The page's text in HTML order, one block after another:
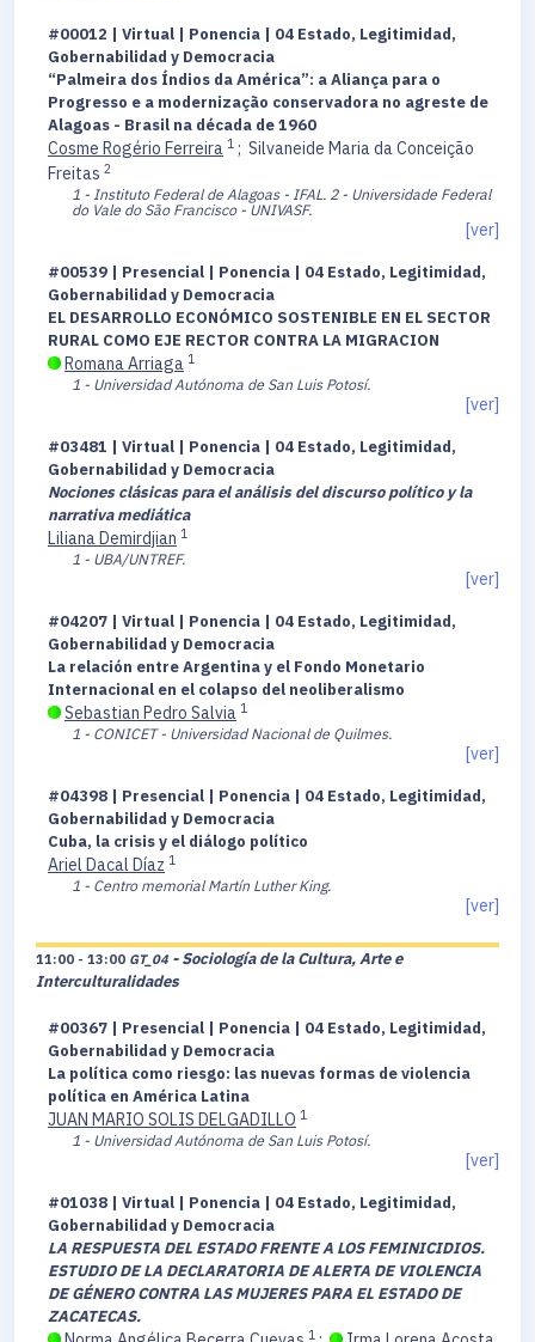
#00012 | Virtual | Ponencia | 04 Estado, Legitimidad,
Gobernabilidad y Democracia
“Palmeira dos Índios da América”: a Aliança para o
Progresso e a modernização conservadora no agreste de
Alagoas - Brasil na década de 1960
Cosme Rogério Ferreira 1 ; Silvaneide Maria da Conceição
Freitas 2
1 - Instituto Federal de Alagoas - IFAL. 2 - Universidade Federal
do Vale do São Francisco - UNIVASF.
[ver]
#00539 | Presencial | Ponencia | 04 Estado, Legitimidad,
Gobernabilidad y Democracia
EL DESARROLLO ECONÓMICO SOSTENIBLE EN EL SECTOR
RURAL COMO EJE RECTOR CONTRA LA MIGRACION
Romana Arriaga 1
1 - Universidad Autónoma de San Luis Potosí.
[ver]
#03481 | Virtual | Ponencia | 04 Estado, Legitimidad,
Gobernabilidad y Democracia
Nociones clásicas para el análisis del discurso político y la
narrativa mediática
Liliana Demirdjian 1
1 - UBA/UNTREF.
[ver]
#04207 | Virtual | Ponencia | 04 Estado, Legitimidad,
Gobernabilidad y Democracia
La relación entre Argentina y el Fondo Monetario
Internacional en el colapso del neoliberalismo
Sebastian Pedro Salvia 1
1 - CONICET - Universidad Nacional de Quilmes.
[ver]
#04398 | Presencial | Ponencia | 04 Estado, Legitimidad,
Gobernabilidad y Democracia
Cuba, la crisis y el diálogo político
Ariel Dacal Díaz 1
1 - Centro memorial Martín Luther King.
[ver]
11:00 - 13:00 GT_04 - Sociología de la Cultura, Arte e
Interculturalidades
#00367 | Presencial | Ponencia | 04 Estado, Legitimidad,
Gobernabilidad y Democracia
La política como riesgo: las nuevas formas de violencia
política en América Latina
JUAN MARIO SOLIS DELGADILLO 1
1 - Universidad Autónoma de San Luis Potosí.
[ver]
#01038 | Virtual | Ponencia | 04 Estado, Legitimidad,
Gobernabilidad y Democracia
LA RESPUESTA DEL ESTADO FRENTE A LOS FEMINICIDIOS.
ESTUDIO DE LA DECLARATORIA DE ALERTA DE VIOLENCIA
DE GÉNERO CONTRA LAS MUJERES PARA EL ESTADO DE
ZACATECAS.
1